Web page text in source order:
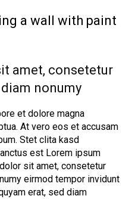
amet, consetetur
nonumy
et dolore magna
At vero eos et accusam
Stet clita kasd
est Lorem ipsum
sit amet, consetetur
eirmod tempor invidunt
erat, sed diam